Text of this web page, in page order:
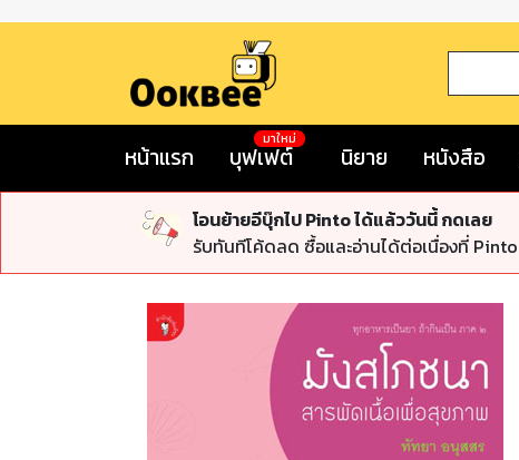
หน้าแรก บุฟเฟต์
มาใหม่
นิยาย หนังสือ
โอนย้ายอีบุ๊กไป Pinto ได้แล้ววันนี้ กดเลย
รับทันทีโค้ดลด ซื้อและอ่านได้ต่อเนื่องที่ Pinto